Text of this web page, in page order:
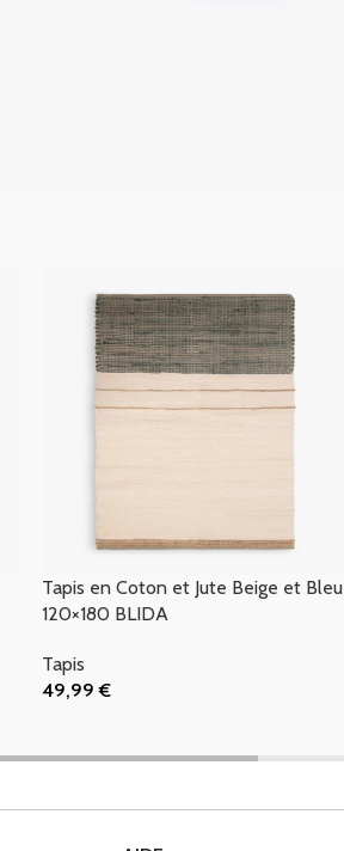
Tapis en Coton et Jute Beige et Bleu
120×180 BLIDA
Tapis
49,99€